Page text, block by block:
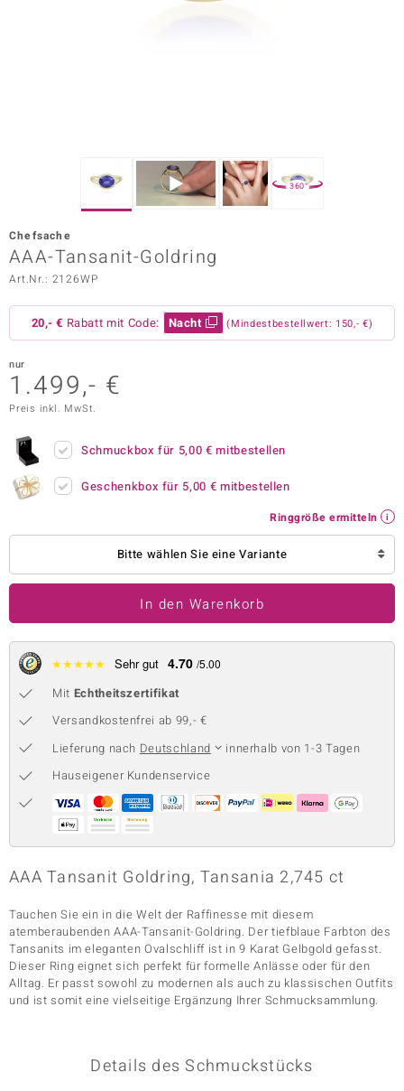
Vogue
Collection
BY DE MELO
Collection
Classics
360°
Chefsache
AAA-Tansanit-Goldring
Art.Nr.: 2126WP
20,- € Rabatt mit Code: Nacht (Mindestbestellwert: 150,- €)
nur
1.499,- €
Preis inkl. MwSt.
Schmuckbox für 5,00 € mitbestellen
Geschenkbox für 5,00 € mitbestellen
Ringgröße ermitteln
Bitte wählen Sie eine Variante
In den Warenkorb
★★★★★ Sehr gut 4.70 /5.00
Mit Echtheitszertifikat
Versandkostenfrei ab 99,- €
Lieferung nach Deutschland
innerhalb von 1-3 Tagen
Hauseigener Kundenservice
AAA Tansanit Goldring, Tansania 2,745 ct
Tauchen Sie ein in die Welt der Raffinesse mit diesem
atemberaubenden AAA-Tansanit-Goldring. Der tiefblaue Farbton des
Tansanits im eleganten Ovalschliff ist in 9 Karat Gelbgold gefasst.
Dieser Ring eignet sich perfekt für formelle Anlässe oder für den
Alltag. Er passt sowohl zu modernen als auch zu klassischen Outfits
und ist somit eine vielseitige Ergänzung Ihrer Schmucksammlung.
Details des Schmuckstücks